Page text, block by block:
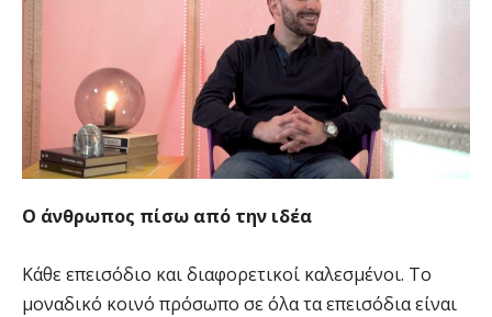
Ο άνθρωπος πίσω από την ιδέα
Κάθε επεισόδιο και διαφορετικοί καλεσμένοι. Το
μοναδικό κοινό πρόσωπο σε όλα τα επεισόδια είναι